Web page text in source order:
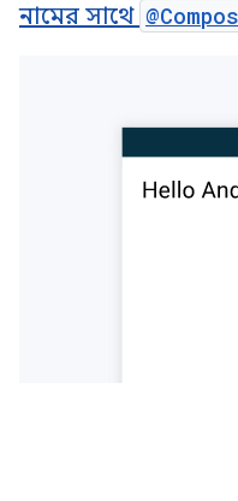
নামের সাথে